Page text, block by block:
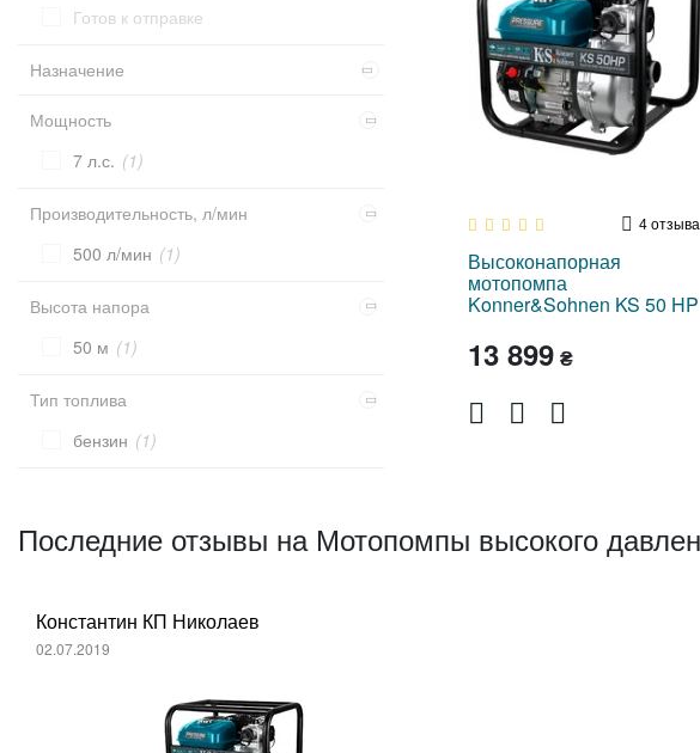
Готов к отправке
Назначение
для пожаротушения
Мощность
7 л.с. (1)
Производительность, л/мин
500 л/мин (1)
Высота напора
50 м (1)
Тип топлива
бензин (1)
4 отзыва
Высоконапорная
мотопомпа
Konner&Sohnen KS 50 HP
13 899₴
Последние отзывы на Мотопомпы высокого
Константин КП Николаев
02.07.2019